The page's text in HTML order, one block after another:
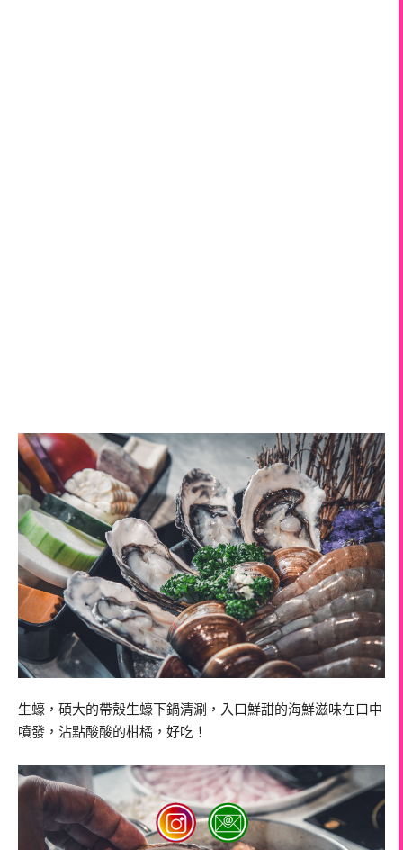
生蠔，碩大的帶殼生蠔下鍋清涮，入口鮮甜的海鮮滋味在口中
噴發，沾點酸酸的柑橘，好吃！